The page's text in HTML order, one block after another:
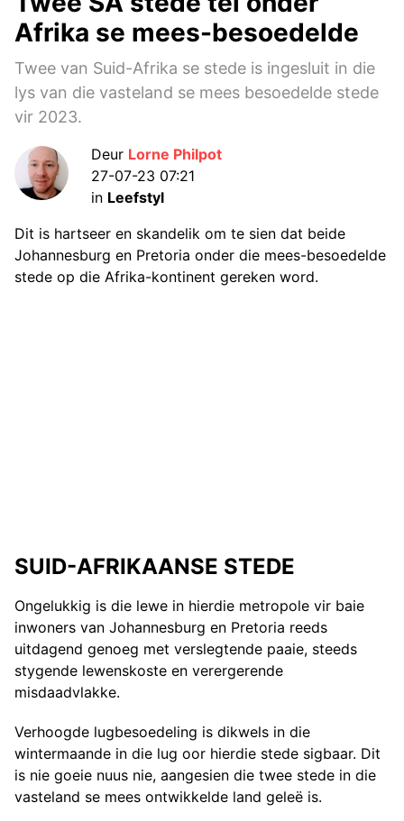
Afrika se mees-besoedelde
Twee van Suid-Afrika se stede is ingesluit in die
lys van die vasteland se mees besoedelde stede
vir 2023.
Deur Lorne Philpot
27-07-23 07:21
in Leefstyl
Dit is hartseer en skandelik om te sien dat beide
Johannesburg en Pretoria onder die mees-besoedelde
stede op die Afrika-kontinent gereken word.
SUID-AFRIKAANSE STEDE
Ongelukkig is die lewe in hierdie metropole vir baie
inwoners van Johannesburg en Pretoria reeds
uitdagend genoeg met verslegtende paaie, steeds
stygende lewenskoste en verergerende
misdaadvlakke.
Verhoogde lugbesoedeling is dikwels in die
wintermaande in die lug oor hierdie stede sigbaar. Dit
is nie goeie nuus nie, aangesien die twee stede in die
vasteland se mees ontwikkelde land geleë is.